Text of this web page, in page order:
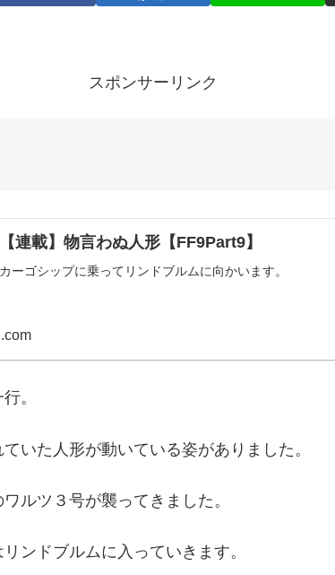
スポンサーリンク
【連載】物言わぬ人形【FF9Part9】
カーゴシップに乗ってリンドブルムに向かいます。
。
いた人形が動いている姿がありました。
ルツ３号が襲ってきました。
ンドブルムに入っていきます。